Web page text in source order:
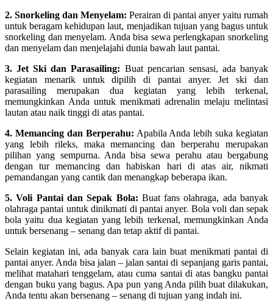
2. Snorkeling dan Menyelam: Perairan di pantai anyer yaitu rumah
untuk beragam kehidupan laut, menjadikan tujuan yang bagus untuk
snorkeling dan menyelam. Anda bisa sewa perlengkapan snorkeling
dan menyelam dan menjelajahi dunia bawah laut pantai.
3. Jet Ski dan Parasailing: Buat pencarian sensasi, ada banyak
kegiatan menarik untuk dipilih di pantai anyer. Jet ski dan
parasailing merupakan dua kegiatan yang lebih terkenal,
memungkinkan Anda untuk menikmati adrenalin melaju melintasi
lautan atau naik tinggi di atas pantai.
4. Memancing dan Berperahu: Apabila Anda lebih suka kegiatan
yang lebih rileks, maka memancing dan berperahu merupakan
pilihan yang sempurna. Anda bisa sewa perahu atau bergabung
dengan tur memancing dan habiskan hari di atas air, nikmati
pemandangan yang cantik dan menangkap beberapa ikan.
5. Voli Pantai dan Sepak Bola: Buat fans olahraga, ada banyak
olahraga pantai untuk dinikmati di pantai anyer. Bola voli dan sepak
bola yaitu dua kegiatan yang lebih terkenal, memungkinkan Anda
untuk bersenang – senang dan tetap aktif di pantai.
Selain kegiatan ini, ada banyak cara lain buat menikmati pantai di
pantai anyer. Anda bisa jalan – jalan santai di sepanjang garis pantai,
melihat matahari tenggelam, atau cuma santai di atas bangku pantai
dengan buku yang bagus. Apa pun yang Anda pilih buat dilakukan,
Anda tentu akan bersenang – senang di tujuan yang indah ini.